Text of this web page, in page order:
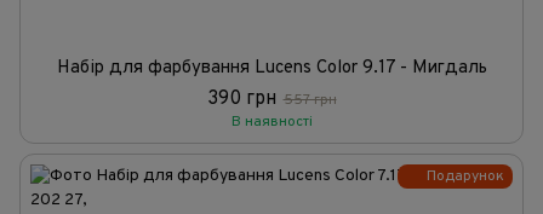
Набір для фарбування Lucens Color 9.17 - Мигдаль
390 грн 557 грн
В наявності
Подарунок